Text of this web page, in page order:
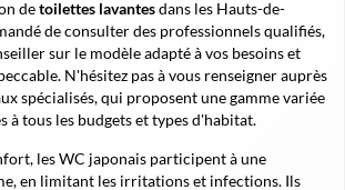
detoilettes lavantesdans les Hauts-de-
de consulter des professionnels qualifiés,
sur le modèle adapté à vos besoins et
N'hésitez pas à vous renseigner auprès
spécialisés, qui proposent une gamme variée
à tous les budgets et types d'habitat.
les WC japonais participent à une
en limitant les irritations et infections. Ils